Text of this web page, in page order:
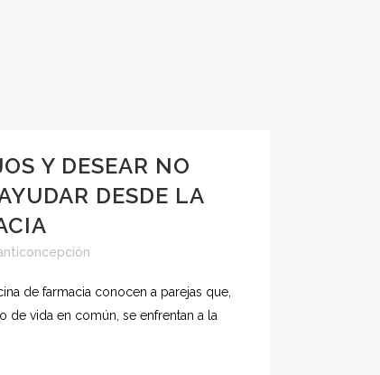
Y DESEAR NO
DESDE LA
de farmacia conocen a parejas que,
vida en común, se enfrentan a la